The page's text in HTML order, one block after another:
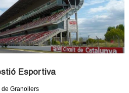
Esportiva
de Granollers